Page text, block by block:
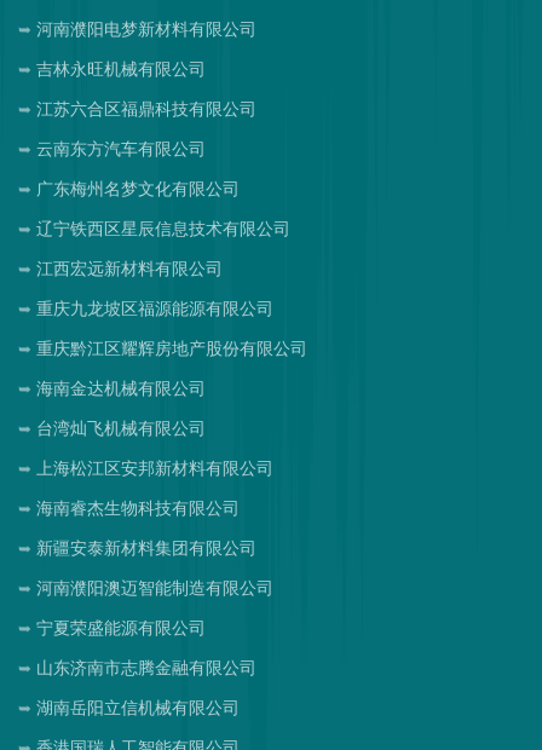
河南濮阳电梦新材料有限公司
吉林永旺机械有限公司
江苏六合区福鼎科技有限公司
云南东方汽车有限公司
广东梅州名梦文化有限公司
辽宁铁西区星辰信息技术有限公司
江西宏远新材料有限公司
重庆九龙坡区福源能源有限公司
重庆黔江区耀辉房地产股份有限公司
海南金达机械有限公司
台湾灿飞机械有限公司
上海松江区安邦新材料有限公司
海南睿杰生物科技有限公司
新疆安泰新材料集团有限公司
河南濮阳澳迈智能制造有限公司
宁夏荣盛能源有限公司
山东济南市志腾金融有限公司
湖南岳阳立信机械有限公司